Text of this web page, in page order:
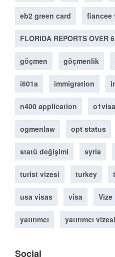
eb2 green card fiancee
FLORIDA REPORTS OVER 6
göçmen göçmenlik
i601a immigration
n400 application o1visa
ogmenlaw opt status
statü değişimi syria
turist vizesi turkey
usa visas visa Vize
yatırımcı yatırımcı vizesi
Social